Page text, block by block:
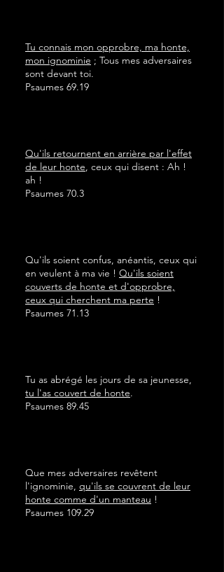
Tu connais mon opprobre, ma honte,
mon ignominie ; Tous mes adversaires
sont devant toi.
Psaumes 69.19
Qu'ils retournent en arrière par l'effet
de leur honte, ceux qui disent : Ah !
ah !
Psaumes 70.3
Qu'ils soient confus, anéantis, ceux qui
en veulent à ma vie ! Qu'ils soient
couverts de honte et d'opprobre,
ceux qui cherchent ma perte !
Psaumes 71.13
Tu as abrégé les jours de sa jeunesse,
tu l'as couvert de honte.
Psaumes 89.45
Que mes adversaires revêtent
l'ignominie, qu'ils se couvrent de leur
honte comme d'un manteau !
Psaumes 109.29